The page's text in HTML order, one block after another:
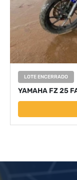
LOTE ENCERRADO
YAMAHA FZ 25